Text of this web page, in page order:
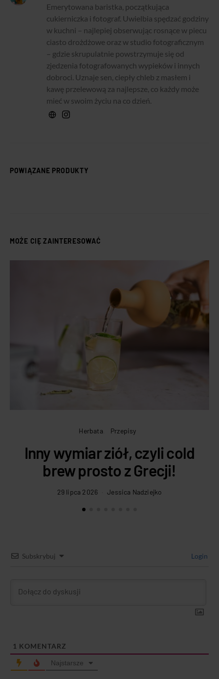
Emerytowana baristka, początkująca
cukierniczka i fotograf. Uwielbia spędzać godziny
w kuchni – najlepiej obserwując rosnące w piecu
ciasto drożdżowe oraz w studio fotograficznym
– gdzie skrupulatnie powstrzymuje się od
zjedzenia fotografowanych wypieków i innych
dobroci. Uznaje sen, ciepły chleb z masłem i
kawę przelewową za najlepsze, co każdy może
mieć w swoim życiu na co dzień.
POWIĄZANE PRODUKTY
MOŻE CIĘ ZAINTERESOWAĆ
Herbata Przepisy
Inny wymiar ziół, czyli cold
brew prosto z Grecji!
29 lipca 2026 Jessica Nadziejko
Subskrybuj Login
1 KOMENTARZ
Najstarsze